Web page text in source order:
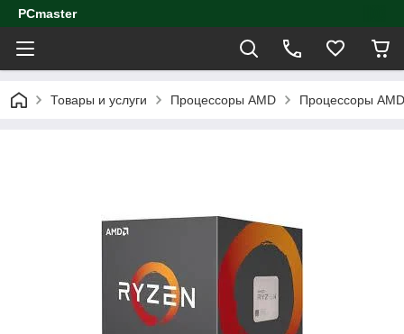
PCmaster
Товары и услуги Процессоры AMD Процессоры